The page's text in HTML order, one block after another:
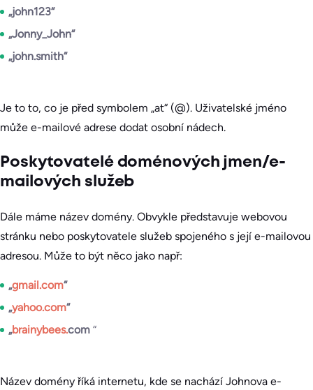
„john123“
„Jonny_John“
„john.smith“
Je to to, co je před symbolem „at“ (@). Uživatelské jméno
může e-mailové adrese dodat osobní nádech.
Poskytovatelé doménových jmen/e-
mailových služeb
Dále máme název domény. Obvykle představuje webovou
stránku nebo poskytovatele služeb spojeného s její e-mailovou
adresou. Může to být něco jako např:
„gmail.com“
„yahoo.com“
„brainybees.com “
Název domény říká internetu, kde se nachází Johnova e-